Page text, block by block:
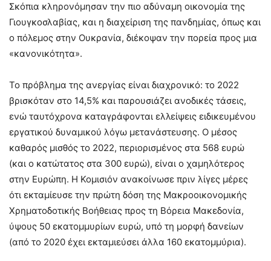
Σκόπια κληρονόμησαν την πιο αδύναμη οικονομία της
Γιουγκοσλαβίας, και η διαχείριση της πανδημίας, όπως και
ο πόλεμος στην Ουκρανία, διέκοψαν την πορεία προς μια
«κανονικότητα».
Το πρόβλημα της ανεργίας είναι διαχρονικό: το 2022
βρισκόταν στο 14,5% και παρουσιάζει ανοδικές τάσεις,
ενώ ταυτόχρονα καταγράφονται ελλείψεις ειδικευμένου
εργατικού δυναμικού λόγω μετανάστευσης. Ο μέσος
καθαρός μισθός το 2022, περιορισμένος στα 568 ευρώ
(και ο κατώτατος στα 300 ευρώ), είναι ο χαμηλότερος
στην Ευρώπη. Η Κομισιόν ανακοίνωσε πριν λίγες μέρες
ότι εκταμίευσε την πρώτη δόση της Μακροοικονομικής
Χρηματοδοτικής Βοήθειας προς τη Βόρεια Μακεδονία,
ύψους 50 εκατομμυρίων ευρώ, υπό τη μορφή δανείων
(από το 2020 έχει εκταμιεύσει άλλα 160 εκατομμύρια).